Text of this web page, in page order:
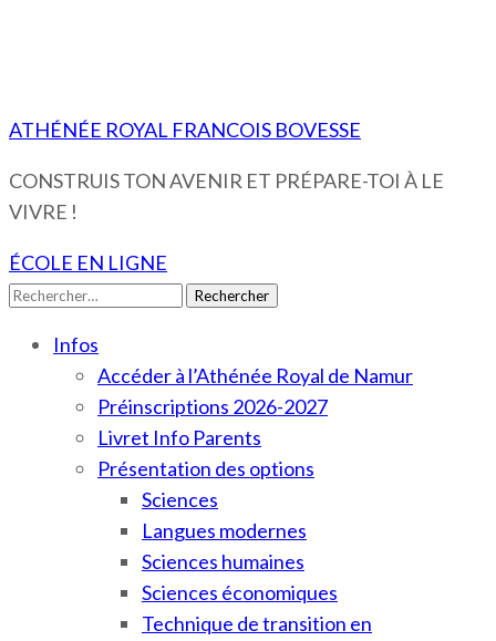
ATHÉNÉE ROYAL FRANCOIS BOVESSE
CONSTRUIS TON AVENIR ET PRÉPARE-TOI À LE
VIVRE !
ÉCOLE EN LIGNE
Rechercher :
Infos
Accéder à l’Athénée Royal de Namur
Préinscriptions 2026-2027
Livret Info Parents
Présentation des options
Sciences
Langues modernes
Sciences humaines
Sciences économiques
Technique de transition en